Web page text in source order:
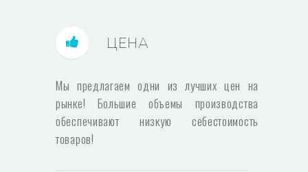
ЦЕНА
Мы предлагаем одни из лучших цен на
рынке! Большие объемы производства
обеспечивают низкую себестоимость
товаров!